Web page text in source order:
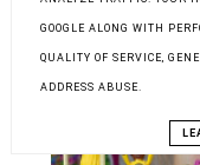
GOOGLE ALONG WITH
QUALITY OF SERVICE,
ADDRESS ABUSE.